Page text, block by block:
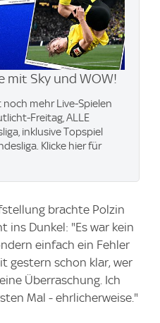
mit Sky und WOW​!
noch mehr Live-Spielen
Freitag, ALLE
inklusive Topspiel
Klicke hier für
brachte Polzin
ins Dunkel: "Es war kein
einfach ein Fehler
gestern schon klar, wer
Überraschung. Ich
Mal - ehrlicherweise."